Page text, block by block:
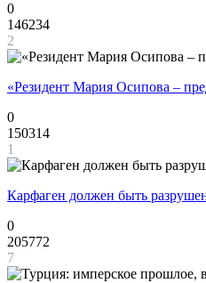
0
146234
2
«Резидент Мария Осипова –
0
150314
1
Карфаген должен быть
0
205772
7